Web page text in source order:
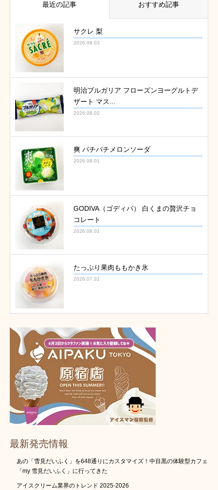
最近の記事 おすすめ記事
サクレ 梨
2026.08.03
明治ブルガリア フローズンヨーグルトデ
ザート マス...
2026.08.02
爽 パチパチメロンソーダ
2026.08.01
GODIVA（ゴディバ） 白くまの贅沢チョ
コレート
2026.08.01
たっぷり果肉ももかき氷
2026.07.31
最新発売情報
あの「雪見だいふく」を648通りにカスタマイズ！中目黒の体験型カフェ
「my 雪見だいふく」に行ってきた
アイスクリーム業界のトレンド 2025-2026